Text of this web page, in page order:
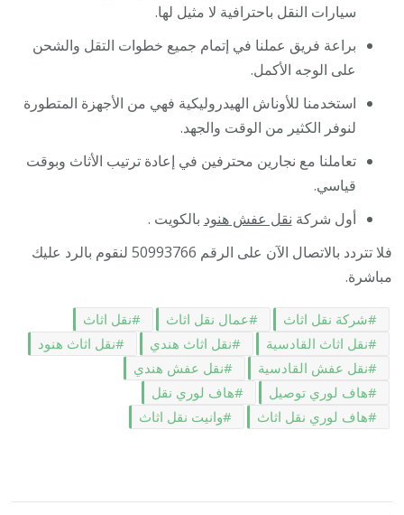
سيارات النقل باحترافية لا مثيل لها.
براعة فريق عملنا في إتمام جميع خطوات التقل والشحن
على الوجه الأكمل.
استخدمنا للأوناش الهيدروليكية فهي من الأجهزة المتطورة
لنوفر الكثير من الوقت والجهد.
تعاملنا مع نجارين محترفين في إعادة ترتيب الأثاث وبوقت
قياسي.
أول شركة نقل عفش هنود بالكويت .
فلا تتردد بالاتصال الآن على الرقم 50993766 لنقوم بالرد عليك
مباشرة.
شركة نقل اثاث عمال نقل اثاث
نقل اثاث
نقل اثاث القادسية
نقل اثاث هندي
نقل اثاث هنود
نقل عفش القادسية
نقل عفش هندي
هاف لوري توصيل
هاف لوري نقل
هاف لوري نقل اثاث
وانيت نقل اثاث